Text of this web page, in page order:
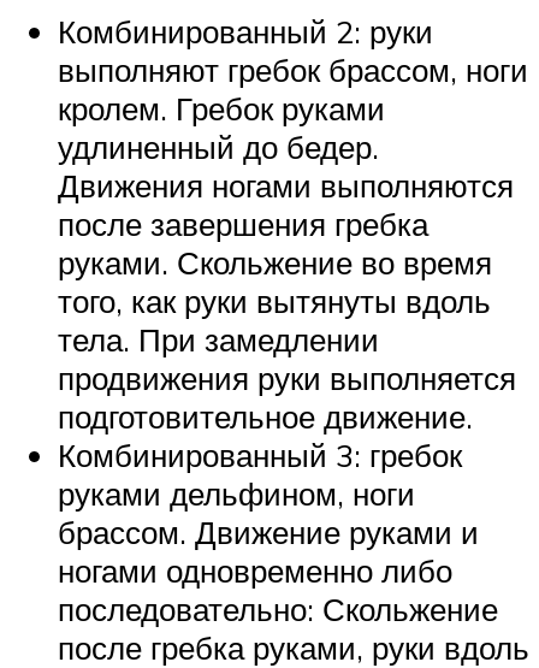
Комбинированный 2: руки
выполняют гребок брассом, ноги
кролем. Гребок руками
удлиненный до бедер.
Движения ногами выполняются
после завершения гребка
руками. Скольжение во время
того, как руки вытянуты вдоль
тела. При замедлении
продвижения руки выполняется
подготовительное движение.
Комбинированный 3: гребок
руками дельфином, ноги
брассом. Движение руками и
ногами одновременно либо
последовательно: Скольжение
после гребка руками, руки вдоль